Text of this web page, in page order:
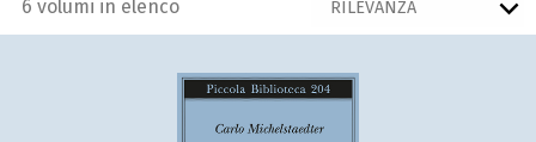
6 volumi in elenco